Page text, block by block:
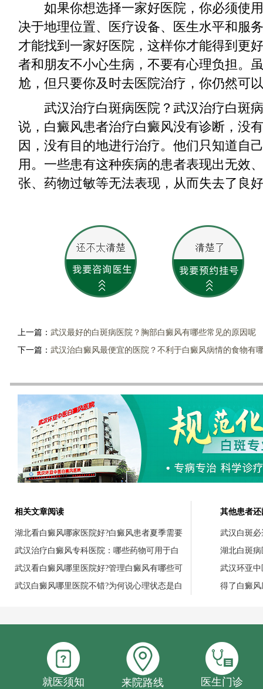
如果你想选择一家好医院，你必须使用
决于地理位置、医疗设备、医生水平和服
才能找到一家好医院，这样你才能得到更
者和朋友不小心生病，不要有心理负担。
尬，但只要你及时去医院治疗，你仍然可
武汉治疗白斑病医院？武汉治疗白斑病
说，白癜风患者治疗白癜风没有诊断，没
因，没有目的地进行治疗。他们只知道自
用。一些患有这种疾病的患者表现出无效
张、药物过敏等无法表现，从而失去了良
上一篇： 武汉最好的白斑病医院？胸部白癜风有哪些常见的原因呢
下一篇： 武汉治白癜风最便宜的医院？不利于白癜风病情的食物有
相关文章阅读
湖北看白癜风哪家医院好?白癜风患者夏季需要
武汉治疗白癜风专科医院：哪些药物可用于白
武汉看白癜风哪里医院好?管理白癜风有哪些可
武汉白癜风哪里医院不错?为何说心理状态是白
其他患者
武汉白斑
湖北白斑
武汉环亚
得了白癜
就医须知 来院路线 医生门诊